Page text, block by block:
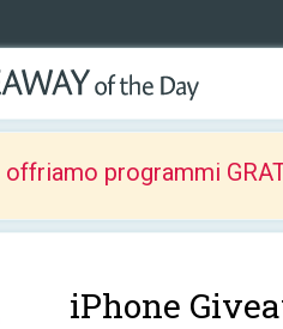
offriamo programmi
iPhone